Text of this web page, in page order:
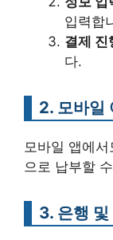
입력합
결제 진
다.
2. 모바일
모바일 앱에
으로 납부할
3. 은행